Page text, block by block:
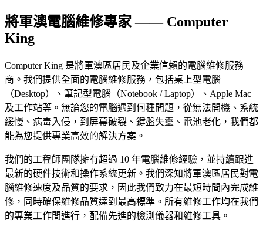
將軍澳電腦維修專家 —— Computer
King
Computer King 是將軍澳區居民及企業信賴的電腦維修服務
商。我們提供全面的電腦維修服務，包括桌上型電腦
（Desktop）、筆記型電腦（Notebook / Laptop）、Apple Mac
及工作站等。無論您的電腦遇到何種問題，從無法開機、系統
緩慢、病毒入侵，到屏幕破裂、鍵盤失靈、電池老化，我們都
能為您提供專業高效的解決方案。
我們的工程師團隊擁有超過 10 年電腦維修經驗，並持續跟進
最新的硬件技術和操作系統更新。我們深知將軍澳區居民對電
腦維修速度及品質的要求，因此我們致力在最短時間內完成維
修，同時確保維修品質達到最高標準。所有維修工作均在我們
的專業工作間進行，配備先進的檢測儀器和維修工具。